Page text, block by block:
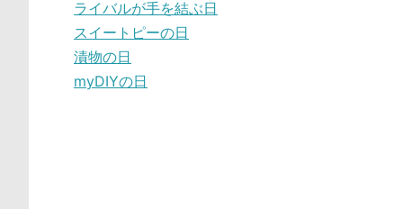
ライバルが手を結ぶ日
スイートピーの日
漬物の日
myDIYの日